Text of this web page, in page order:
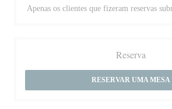
Apenas os clientes que fizeram reservas
Reserva
RESERVAR UMA MESA